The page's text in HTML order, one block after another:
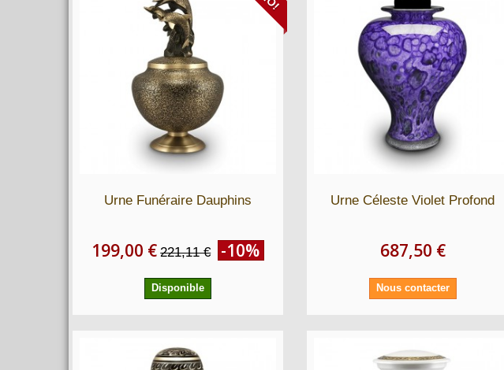
Urne Funéraire Dauphins
199,00 € 221,11 € -10%
Disponible
Urne Céleste Violet Profond
687,50 €
Nous contacter